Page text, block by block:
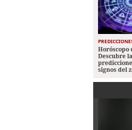
Horóscopo
Descubre
signos del